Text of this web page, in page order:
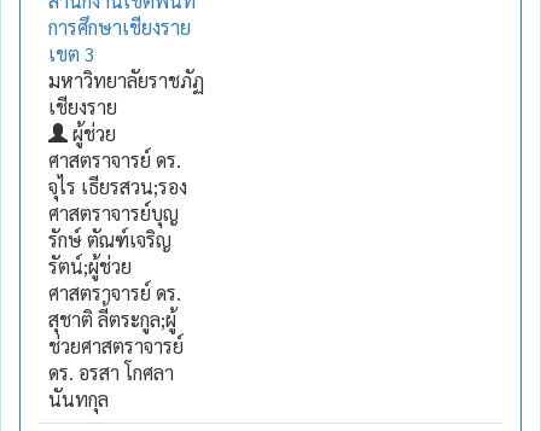
การศึกษาเชียงราย
เขต 3
มหาวิทยาลัยราชภัฏ
เชียงราย
ผู้ช่วย
ศาสตราจารย์ ดร.
จุไร เธียรสวน;รอง
ศาสตราจารย์บุญ
รักษ์ ตัณฑ์เจริญ
รัตน์;ผู้ช่วย
ศาสตราจารย์ ดร.
สุชาติ ลี้ตระกูล;ผู้
ช่วยศาสตราจารย์
ดร. อรสา โกศลา
นันทกุล